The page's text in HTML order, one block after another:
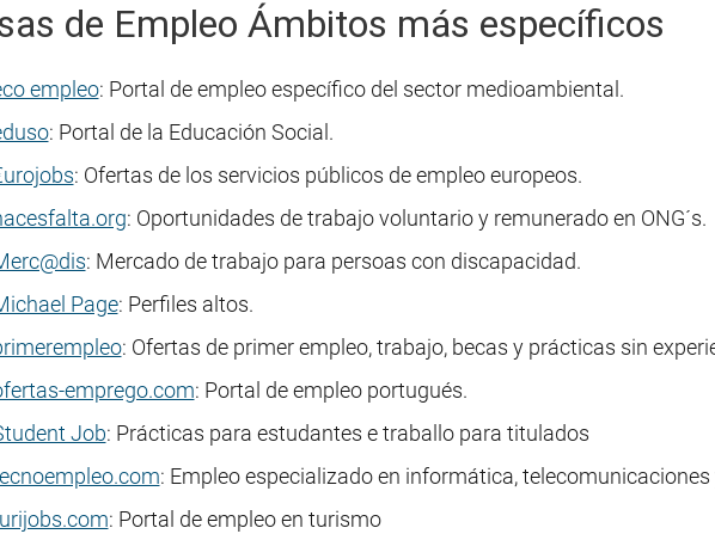
de Empleo Ámbitos más específicos
empleo: Portal de empleo específico del sector medioambiental.
: Portal de la Educación Social.
: Ofertas de los servicios públicos de empleo europeos.
: Oportunidades de trabajo voluntario y remunerado en ONG´s.
: Mercado de trabajo para persoas con discapacidad.
Page: Perfiles altos.
: Ofertas de primer empleo, trabajo, becas y prácticas sin
emprego.com: Portal de empleo portugués.
Job: Prácticas para estudantes e traballo para titulados
: Empleo especializado en informática,
: Portal de empleo en turismo